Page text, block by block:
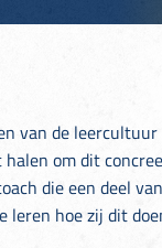
van de
om dit
die een deel
leren hoe zij dit